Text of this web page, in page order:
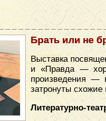
Брать или не
Выставка
и «Правда —
произведения —
затронуты
Литературно-